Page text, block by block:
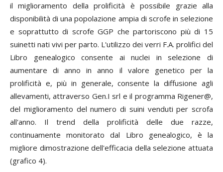
il miglioramento della prolificità è possibile grazie alla
disponibilità di una popolazione ampia di scrofe in selezione
e soprattutto di scrofe GGP che partoriscono più di 15
suinetti nati vivi per parto. L'utilizzo dei verri F.A. prolifici del
Libro genealogico consente ai nuclei in selezione di
aumentare di anno in anno il valore genetico per la
prolificità e, più in generale, consente la diffusione agli
allevamenti, attraverso Gen.I srl e il programma Rigener@,
del miglioramento del numero di suini venduti per scrofa
all'anno. Il trend della prolificità delle due razze,
continuamente monitorato dal Libro genealogico, è la
migliore dimostrazione dell'efficacia della selezione attuata
(grafico 4).